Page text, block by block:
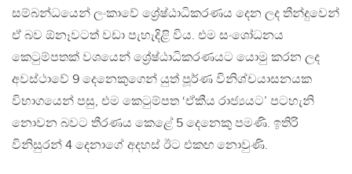
සම්බන්ධයෙන් ලංකාවේ ශ්‍රේෂ්ඨාධිකරණය දෙන ලද තීන්දුවෙන්
ඒ බව ඕනෑවටත් වඩා පැහැදිළි විය. එම සංශෝධනය
කෙටුම්පතක් වශයෙන් ශ්‍රේෂ්ඨාධිකරණයට යොමු කරන ලද
අවස්ථාවේ 9 දෙනෙකුගෙන් යුත් පූර්ණ විනිශ්චයාසනයක
විභාගයෙන් පසු, එම කෙටුම්පත ‘ඒකීය රාජ්‍යයට’ පටහැනි
නොවන බවට තීරණය කෙළේ 5 දෙනෙකු පමණි. ඉතිරි
විනිසුරන් 4 දෙනාගේ අදහස් ඊට එකඟ නොවුණි.